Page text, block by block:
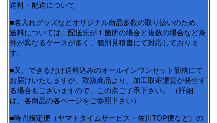
送料・配送について
■名入れグッズなどオリジナル商品多数の取り扱いのため、
送料については、配送先が１箇所の場合と複数の場合など条
件が異なるケースが多く、個別見積書にて対応しておりま
す。
■又、できるだけ送料込みのオールインワンセット価格にて
お届けいたしますが、取扱商品より、加工取寄運賃が発生す
る場合もございますので、この点ご了承下さい。 （詳細
は、各商品の各ページをご参照下さい）
■時間指定便（ヤマトタイムサービス・佐川TOP便など）の